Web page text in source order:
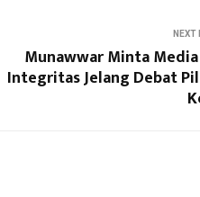
NEXT
Munawwar Minta Media
Integritas Jelang Debat